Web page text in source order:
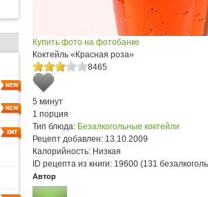
Купить фото на фотобанке
Коктейль «Красная роза»
8465
5 минут
1 порция
Тип блюда: Безалкогольные коктейли
Рецепт добавлен: 13.10.2009
Калорийность: Низкая
ID рецепта из книги: 19600 (131
Автор